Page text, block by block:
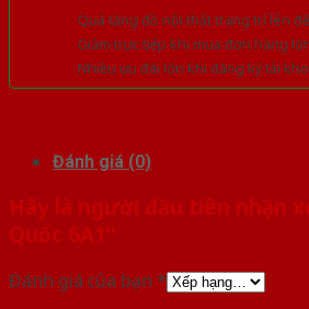
Quà tặng đồ nội thất trang trí lên
Giảm trực tiếp khi mua đơn hàng
Nhiều ưu đãi lớn khi đăng ký tài
Đánh giá (0)
Hãy là người đầu tiên nhận
Quốc 6A1”
Đánh giá của bạn *